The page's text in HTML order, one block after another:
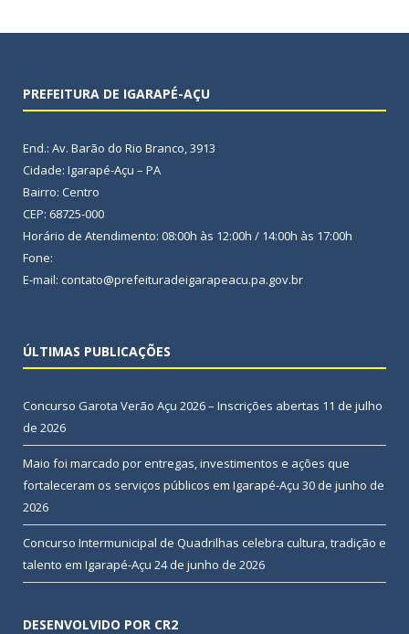
PREFEITURA DE IGARAPÉ-AÇU
End.: Av. Barão do Rio Branco, 3913
Cidade: Igarapé-Açu – PA
Bairro: Centro
CEP: 68725-000
Horário de Atendimento: 08:00h às 12:00h / 14:00h às 17:00h
Fone:
E-mail: contato@prefeituradeigarapeacu.pa.gov.br
ÚLTIMAS PUBLICAÇÕES
Concurso Garota Verão Açu 2026 – Inscrições abertas 11 de julho
de 2026
Maio foi marcado por entregas, investimentos e ações que
fortaleceram os serviços públicos em Igarapé-Açu 30 de junho de
2026
Concurso Intermunicipal de Quadrilhas celebra cultura, tradição e
talento em Igarapé-Açu 24 de junho de 2026
DESENVOLVIDO POR CR2